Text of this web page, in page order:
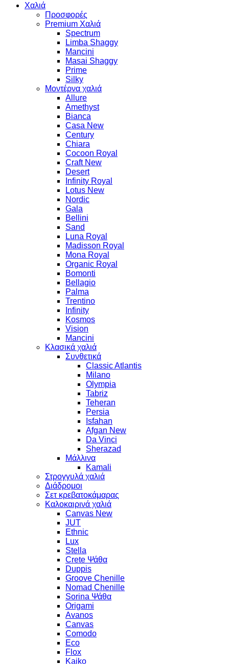
Χαλιά
Προσφορές
Premium Χαλιά
Spectrum
Limba Shaggy
Mancini
Masai Shaggy
Prime
Silky
Μοντέρνα χαλιά
Allure
Amethyst
Bianca
Casa New
Century
Chiara
Cocoon Royal
Craft New
Desert
Infinity Royal
Lotus New
Nordic
Gala
Bellini
Sand
Luna Royal
Madisson Royal
Mona Royal
Organic Royal
Bomonti
Bellagio
Palma
Trentino
Infinity
Kosmos
Vision
Mancini
Κλασικά χαλιά
Συνθετικά
Classic Atlantis
Milano
Olympia
Tabriz
Teheran
Persia
Isfahan
Afgan New
Da Vinci
Sherazad
Μάλλινα
Kamali
Στρογγυλά χαλιά
Διάδρομοι
Σετ κρεβατοκάμαρας
Καλοκαιρινά χαλιά
Canvas New
JUT
Ethnic
Lux
Stella
Crete Ψάθα
Duppis
Groove Chenille
Nomad Chenille
Sorina Ψάθα
Origami
Avanos
Canvas
Comodo
Eco
Flox
Kaiko